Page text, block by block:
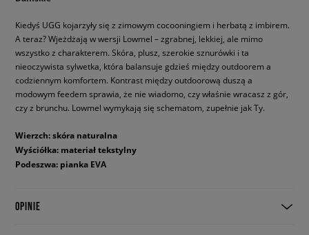
Kiedyś UGG kojarzyły się z zimowym cocooningiem i herbatą z imbirem.
A teraz? Wjeżdżają w wersji Lowmel – zgrabnej, lekkiej, ale mimo
wszystko z charakterem. Skóra, plusz, szerokie sznurówki i ta
nieoczywista sylwetka, która balansuje gdzieś między outdoorem a
codziennym komfortem. Kontrast między outdoorową duszą a
modowym feedem sprawia, że nie wiadomo, czy właśnie wracasz z gór,
czy z brunchu. Lowmel wymykają się schematom, zupełnie jak Ty.
Wierzch: skóra naturalna
Wyściółka: materiał tekstylny
Podeszwa: pianka EVA
OPINIE